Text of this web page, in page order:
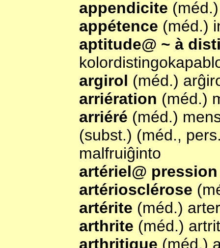
appendicite
appétence (méd.)
aptitude@ ~ à
argirol (méd.)
arriération (méd.)
arriéré (méd.)
(subst.) (méd.,
malfruiĝinto
artériel@
artériosclérose
artérite (méd.)
arthrite (méd.)
arthritique (méd.)